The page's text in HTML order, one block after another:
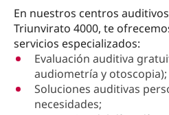
En nuestros centros auditivos
Triunvirato 4000, te
servicios especializados:
Evaluación auditiva
audiometría y otoscopia);
Soluciones auditivas
necesidades;